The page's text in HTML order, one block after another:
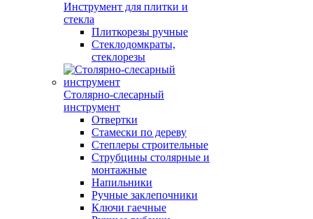
Инструмент для плитки и
стекла
Плиткорезы ручные
Стеклодомкраты,
стеклорезы
Столярно-слесарный
инструмент
Отвертки
Стамески по дереву
Степлеры строительные
Струбцины столярные и
монтажные
Напильники
Ручные заклепочники
Ключи гаечные